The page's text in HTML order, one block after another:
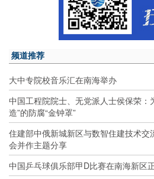
频道推荐
大中专院校音乐汇在南海举办
中国工程院院士、无党派人士侯保荣：
造”的防腐“金钟罩”
住建部中俄新城新区与数智住建技术交
会并作主题分享
中国乒乓球俱乐部甲D比赛在南海新区